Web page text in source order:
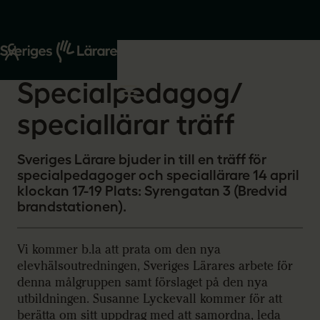
Start
Om oss
2026-03-30
Specialpedagog/
speciallärar träff
Sveriges Lärare bjuder in till en träff för
specialpedagoger och speciallärare 14 april
klockan 17-19 Plats: Syrengatan 3 (Bredvid
brandstationen).
Vi kommer b.la att prata om den nya
elevhälsoutredningen, Sveriges Lärares arbete för
denna målgruppen samt förslaget på den nya
utbildningen. Susanne Lyckevall kommer för att
berätta om sitt uppdrag med att samordna, leda